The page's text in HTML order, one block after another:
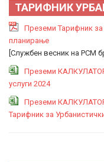
ТАРИФНИК
Преземи Тарифник
планирање
[Службен весник на РСМ
Преземи КАЛКУЛАТОР
услуги 2024
Преземи
Тарифник за